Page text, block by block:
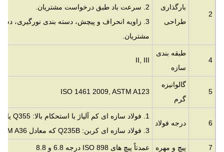
2
بارگذاری
طراحی
2. سرعت باد طبق درخواست مشتریان.
3. زاویه انحراف و پیچش، دسته بندی نورگیری،
مشتریان.
4
طبقه بندی
سازه
II, III
5
گالوانیزه
گرم
ISO 1461 2009, ASTM A123
6 درجه فولاد
1. فولاد سازه ای کم آلیاژ با استحکام بالا: Q355 یا معادل آن با
3. فولاد سازه ای کربن: Q235B که معادل ASTM A36 یا S235JR است
7 پیچ و مهره عمدتاً پیچ های ISO 898 درجه 6.8 و 8.8